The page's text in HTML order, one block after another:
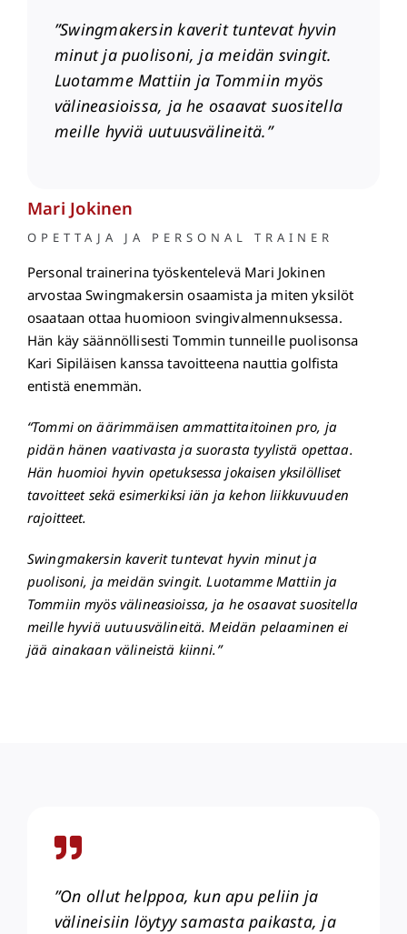
Mari Jokinen
OPETTAJA JA PERSONAL TRAINER
Personal trainerina työskentelevä Mari Jokinen
arvostaa Swingmakersin osaamista ja miten yksilöt
osaataan ottaa huomioon svingivalmennuksessa.
Hän käy säännöllisesti Tommin tunneille puolisonsa
Kari Sipiläisen kanssa tavoitteena nauttia golfista
entistä enemmän.
“Tommi on äärimmäisen ammattitaitoinen pro, ja
pidän hänen vaativasta ja suorasta tyylistä opettaa.
Hän huomioi hyvin opetuksessa jokaisen yksilölliset
tavoitteet sekä esimerkiksi iän ja kehon liikkuvuuden
rajoitteet.
Swingmakersin kaverit tuntevat hyvin minut ja
puolisoni, ja meidän svingit. Luotamme Mattiin ja
Tommiin myös välineasioissa, ja he osaavat suositella
meille hyviä uutuusvälineitä. Meidän pelaaminen ei
jää ainakaan välineistä kiinni.”
”Swingmakersin kaverit tuntevat hyvin
minut ja puolisoni, ja meidän svingit.
Luotamme Mattiin ja Tommiin myös
välineasioissa, ja he osaavat suositella
meille hyviä uutuusvälineitä.”
”On ollut helppoa, kun apu peliin ja
välineisiin löytyy samasta paikasta, ja